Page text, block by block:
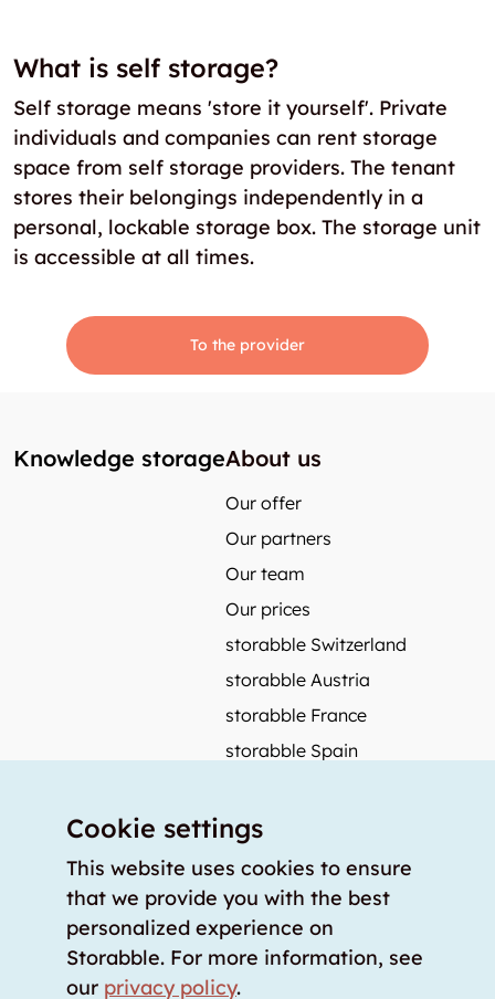
What is self storage?
Self storage means 'store it yourself'. Private
individuals and companies can rent storage
space from self storage providers. The tenant
stores their belongings independently in a
personal, lockable storage box. The storage unit
is accessible at all times.
To the provider
Knowledge storageAbout us
Our offer
Our partners
Our team
Our prices
storabble Switzerland
storabble Austria
storabble France
storabble Spain
Press coverage
How to calculate the size of a storage room?
How much does a storage room cost?
For storage providers
Cookie settings
This website uses cookies to ensure
that we provide you with the best
personalized experience on
Storabble. For more information, see
our privacy policy.